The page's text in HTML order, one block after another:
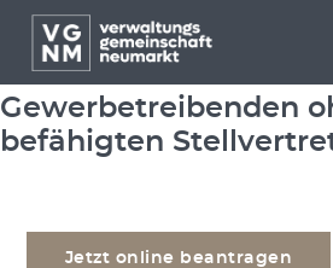
Menü überspringen
Menü überspringen
Antrag auf
eines Gewerbes nach
Gewerbetreibenden
befähigten
Jetzt online beantragen